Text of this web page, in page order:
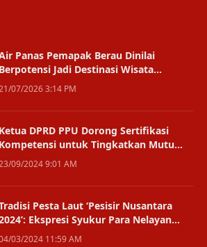
Panas Pemapak Berau Dinilai
Berpotensi Jadi Destinasi Wisata
Berkelas
07/2026 3:14 PM
Ketua DPRD PPU Dorong Sertifikasi
Kompetensi untuk Tingkatkan Mutu
Tenaga Kerja
09/2024 9:01 AM
Pesta Laut ‘Pesisir Nusantara
Ekspresi Syukur Para Nelayan
atas Hasil Tangkapan Melimpah
03/2024 11:59 AM